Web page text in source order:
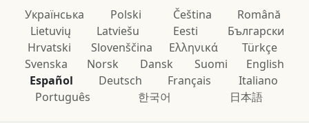
Українська Polski Čeština
Română
Lietuvių
Latviešu Eesti
Български
Hrvatski
Slovenščina Ελληνικά
Türkçe
Svenska
Norsk Dansk Suomi
English
Español
Deutsch Français
Italiano
Português
한국어 日本語